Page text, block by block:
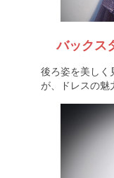
バックス
後ろ姿を美しく
が、ドレスの魅